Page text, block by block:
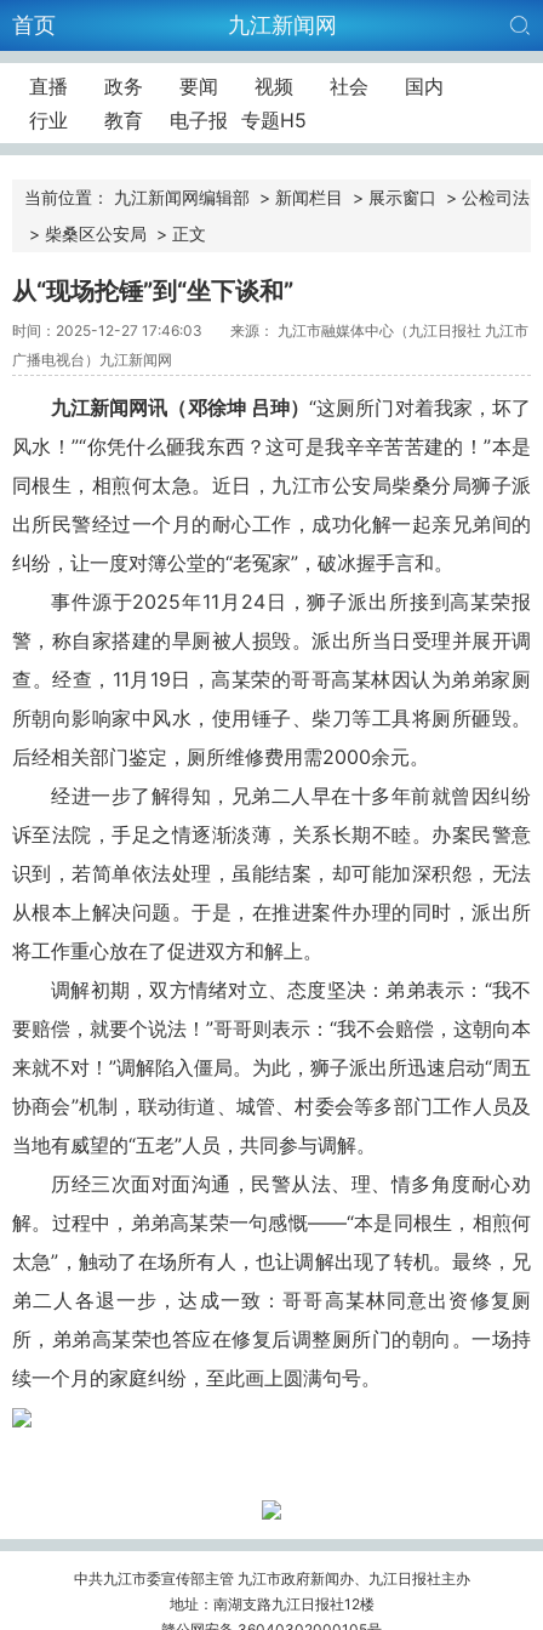
首页 九江新闻网
直播 政务 要闻 视频 社会
国内
行业
教育 电子报 专题H5
当前位置： 九江新闻网编辑部 > 新闻栏目 > 展示窗口 > 公检司法
> 柴桑区公安局 > 正文
从“现场抡锤”到“坐下谈和”
时间：2025-12-27 17:46:03
来源： 九江市融媒体中心（九江日报社 九江市
广播电视台）九江新闻网
九江新闻网讯（邓徐坤 吕珅）“这厕所门对着我家，坏了
风水！”“你凭什么砸我东西？这可是我辛辛苦苦建的！”本是
同根生，相煎何太急。近日，九江市公安局柴桑分局狮子派
出所民警经过一个月的耐心工作，成功化解一起亲兄弟间的
纠纷，让一度对簿公堂的“老冤家”，破冰握手言和。
事件源于2025年11月24日，狮子派出所接到高某荣报
警，称自家搭建的旱厕被人损毁。派出所当日受理并展开调
查。经查，11月19日，高某荣的哥哥高某林因认为弟弟家厕
所朝向影响家中风水，使用锤子、柴刀等工具将厕所砸毁。
后经相关部门鉴定，厕所维修费用需2000余元。
经进一步了解得知，兄弟二人早在十多年前就曾因纠纷
诉至法院，手足之情逐渐淡薄，关系长期不睦。办案民警意
识到，若简单依法处理，虽能结案，却可能加深积怨，无法
从根本上解决问题。于是，在推进案件办理的同时，派出所
将工作重心放在了促进双方和解上。
调解初期，双方情绪对立、态度坚决：弟弟表示：“我不
要赔偿，就要个说法！”哥哥则表示： “我不会赔偿，这朝向本
来就不对！”调解陷入僵局。为此，狮子派出所迅速启动“周五
协商会”机制，联动街道、城管、村委会等多部门工作人员及
当地有威望的“五老”人员，共同参与调解。
历经三次面对面沟通，民警从法、理、情多角度耐心劝
解。过程中，弟弟高某荣一句感慨——“本是同根生，相煎何
太急”，触动了在场所有人，也让调解出现了转机。最终，兄
弟二人各退一步，达成一致：哥哥高某林同意出资修复厕
所，弟弟高某荣也答应在修复后调整厕所门的朝向。一场持
续一个月的家庭纠纷，至此画上圆满句号。
中共九江市委宣传部主管 九江市政府新闻办、九江日报社主办
地址：南湖支路九江日报社12楼